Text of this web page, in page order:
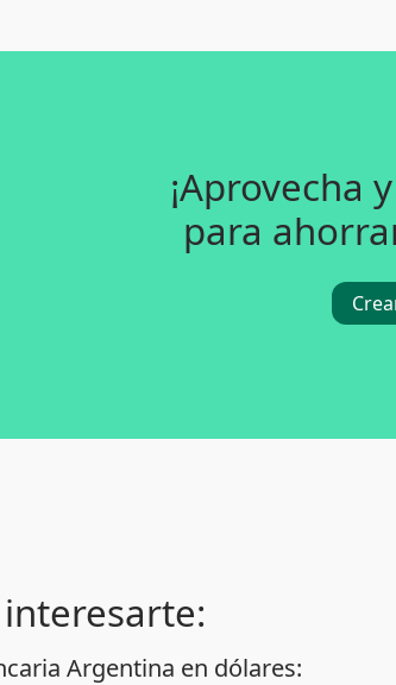
¡Aprovecha
para
Argentina en dólares: